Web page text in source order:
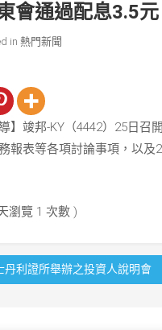
會通過配息3.5元
in 熱門新聞
】竣邦-KY（4442）25日
報表等各項討論事項，以
瀏覽 1 次數 )
利證所舉辦之投資人說明會